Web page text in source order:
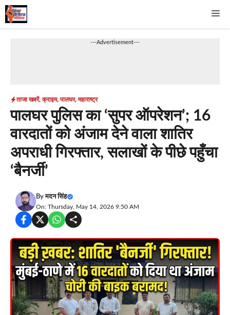
Skip
to
---Advertisement---
ताजा खबरें,क्राइम,पालघर,महाराष्ट्र
पालघर पुलिस का ‘सुपर ऑपरेशन’; 16
वारदातों को अंजाम देने वाला शातिर
अपराधी गिरफ्तार, सलाखों के पीछे पहुँचा
‘बैनर्जी’
Byमदन सिंह
On: Thursday, May 14, 2026 9:50 AM